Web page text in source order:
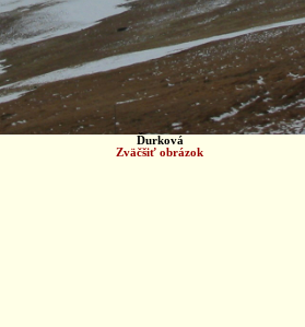
Ďurková
Zväčšiť obrázok